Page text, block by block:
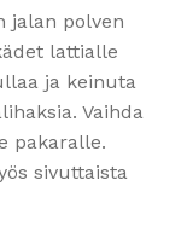
jalan polven
lattialle
ja keinuta
Vaihda
pakaralle.
sivuttaista